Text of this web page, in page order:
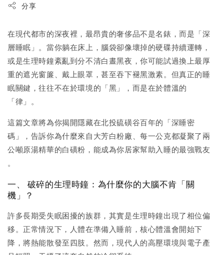
分享
在現代都市的深夜裡，最昂貴的奢侈品不是名錶，而是「深
層睡眠」。當你躺在床上，腦袋卻像壞掉的硬碟持續運轉，
或是生理時鐘紊亂到分不清白晝黑夜，你可能試過換上最厚
重的遮光窗簾、戴上眼罩，甚至吞下褪黑激素。但真正的睡
眠關鍵，往往不在於環境的「黑」，而是在於體溫的
「律」。
這篇文章將為你揭開隱藏在北投硫磺谷百年的「深睡密
碼」，告訴你為什麼來自大芳白粉廠、每一公克都凝聚了兩
公噸原湯精華的白磺粉，能成為你居家幫助入睡的最強戰友
。
一、 破碎的生理時鐘：為什麼你的大腦不肯「關
機」？
許多長期受失眠困擾的族群，其實是生理時鐘出現了相位偏
移。正常情況下，人體在準備入睡前，核心體溫會開始下
降，將熱能散發至四肢。然而，現代人的高壓環境與電子產